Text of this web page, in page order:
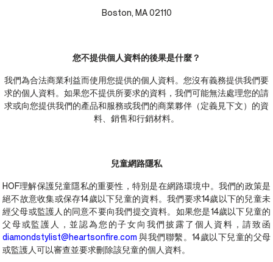
Boston, MA 02110
您不提供個人資料的後果是什麼？
我們為合法商業利益而使用您提供的個人資料。您沒有義務提供我們要
求的個人資料。如果您不提供所要求的資料，我們可能無法處理您的請
求或向您提供我們的產品和服務或我們的商業夥伴（定義見下文）的資
料、銷售和行銷材料。
兒童網路隱私
HOF理解保護兒童隱私的重要性，特別是在網路環境中。我們的政策是
絕不故意收集或保存14歲以下兒童的資料。我們要求14歲以下的兒童未
經父母或監護人的同意不要向我們提交資料。如果您是14歲以下兒童的
父母或監護人，並認為您的子女向我們披露了個人資料，請致函
diamondstylist@heartsonfire.com與我們聯繫。14歲以下兒童的父母
或監護人可以審查並要求刪除該兒童的個人資料。